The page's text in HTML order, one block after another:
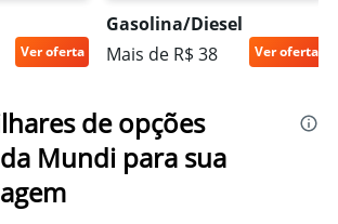
Ver oferta
Gasolina/Diesel
Mais de R$ 38
Ver oferta
de opções
Mundi para sua